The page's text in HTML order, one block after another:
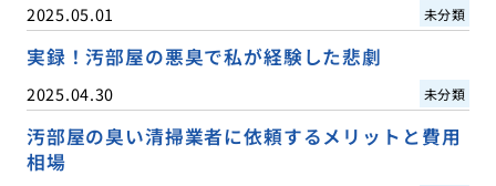
2025.05.01 未分類
実録！汚部屋の悪臭で私が経験した悲劇
2025.04.30 未分類
汚部屋の臭い清掃業者に依頼するメリットと費用
相場